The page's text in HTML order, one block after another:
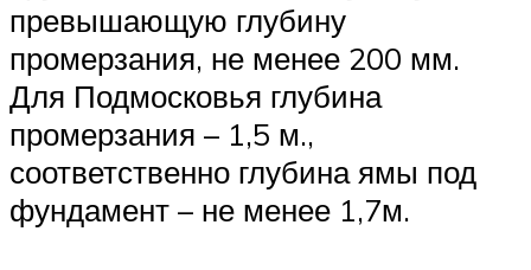
превышающую глубину
промерзания, не менее 200 мм.
Для Подмосковья глубина
промерзания – 1,5 м.,
соответственно глубина ямы под
фундамент – не менее 1,7м.